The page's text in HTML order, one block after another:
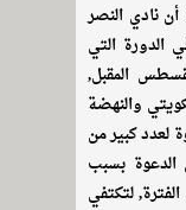
أن نادي النصر
الدورة التي
خلال الفترة من 10 إلى 16 أغسطس المقبل,
والنهضة
لعدد كبير من
الدعوة بسبب
لتكتفي